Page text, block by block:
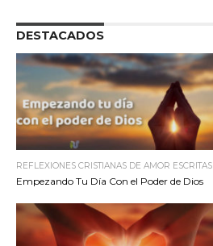
DESTACADOS
REFLEXIONES CRISTIANAS DE AMOR ESCRITAS
Empezando Tu Día Con el Poder de Dios